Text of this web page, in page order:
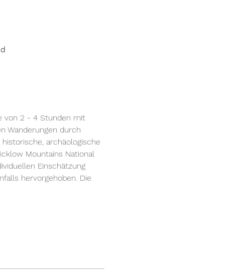
von 2 - 4 Stunden mit
Wanderungen durch
archäologische
Mountains National
Einschätzung
hervorgehoben. Die